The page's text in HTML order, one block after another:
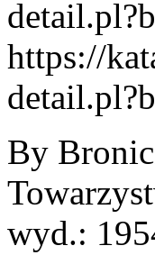
https://
By
wyd.: